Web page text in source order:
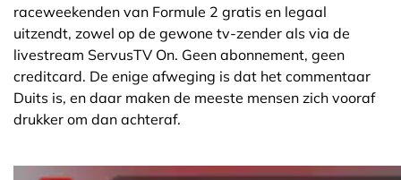
raceweekenden van Formule 2 gratis en legaal
uitzendt, zowel op de gewone tv-zender als via de
livestream ServusTV On. Geen abonnement, geen
creditcard. De enige afweging is dat het commentaar
Duits is, en daar maken de meeste mensen zich vooraf
drukker om dan achteraf.